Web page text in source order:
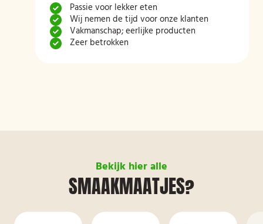
Passie voor lekker eten
Wij nemen de tijd voor onze klanten
Vakmanschap; eerlijke producten
Zeer betrokken
Bekijk hier alle
SMAAKMAATJES?